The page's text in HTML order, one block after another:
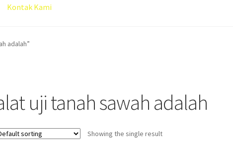
Kontak Kami
My account
adalah”
uji tanah sawah adalah
Showing the single result